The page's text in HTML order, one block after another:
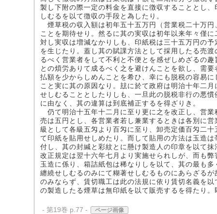
製し下附の際一定の料金を直接に徴収することとし
しむるを以て徴収の手段と為したり。
煙草税の収入額は初年五十五万円（営業税二十万
ことを期待せり。然るに其の実収は初年以来年々僅
対し実収は増減なかりしも、印紙税は三十五万円の
を生じたり。蓋し其の賦課方法として採用したる売
るべく営業者をして不利と不便とを感ぜしめざるの
との煩労ありて成るべく之を避けんことを欲し、需
払額を少からしめんことを希ひ、幸にも脱税の容易
こと実に其の原因なり。玆に於て政府は明治十年二
せしむることとしたりしも、一旦此の脱税非行の悪
に由なく、其の違算は到底補正するを得ざりき。
仍て明治十五年十二月に至り更に之を改正し、営
売は五円とし、各営業者若し兼業するときは各別に
級として各級五匁より百匁に至り、卸売定価百匁二
て印紙を貼用せしめたり。而して貼用の方法は玉造
付し、其の封緘と彩紋とに懸け製造人の印章を以て
改正規定は翌十六年七月より実施せられしが、而も
玉造に係り、箱詰紙包は稀なりしを以て、其の最も
纏繞せしむるのみにて糊著せしむるものにあらざる
のみならず、賃切職工は此の法規に依り賃切名義を
の製造したる煙草は無印紙を以て販売するを得たり
- 第19巻 p.77 - ページ画像